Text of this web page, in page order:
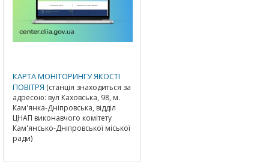
КАРТА МОНІТОРИНГУ ЯКОСТІ
ПОВІТРЯ (станція знаходиться за
адресою: вул Каховська, 98, м.
Кам'янка-Дніпровська, відділ
ЦНАП виконавчого комітету
Кам'янсько-Дніпровської міської
ради)